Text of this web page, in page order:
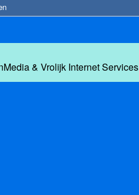
& Vrolijk Internet Services